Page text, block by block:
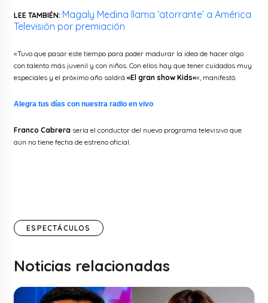
LEE TAMBIÉN: Magaly Medina llama ‘atorrante’ a América
Televisión por premiación
«Tuvo que pasar este tiempo para poder madurar la idea de hacer algo
con talento más juvenil y con niños. Con ellos hay que tener cuidados muy
especiales y el próximo año saldrá «El gran show Kids««, manifestó.
Alegra tus días con nuestra radio en vivo
Franco Cabrera sería el conductor del nuevo programa televisivo que
aún no tiene fecha de estreno oficial.
ESPECTÁCULOS
Noticias relacionadas